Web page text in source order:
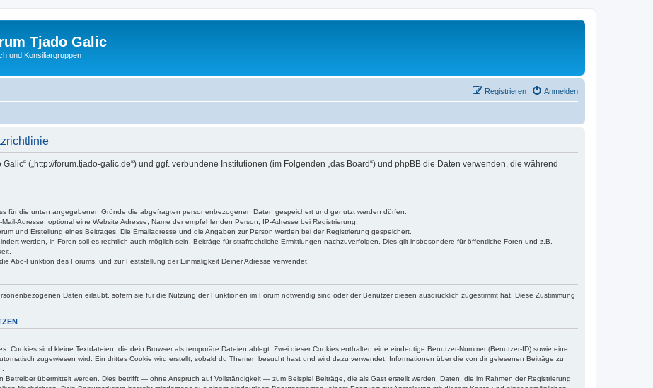
Tjado Galic
und Konsiliargruppen
Anmelden
Registrieren
(„http://forum.tjado-galic.de“) und ggf. verbundene Institutionen (im Folgenden „das Board“) und phpBB die Daten verwenden, die während
für die unten angegebenen Gründe die abgefragten personenbezogenen Daten gespeichert und genutzt werden dürfen.
Adresse, optional eine Website Adresse, Name der empfehlenden Person, IP-Adresse bei Registrierung.
und Erstellung eines Beitrages. Die Emailadresse und die Angaben zur Person werden bei der Registrierung gespeichert.
werden, in Foren soll es rechtlich auch möglich sein, Beiträge für strafrechtliche Ermittlungen nachzuverfolgen. Dies gilt insbesondere für öffentliche Foren und z.B.
Abo-Funktion des Forums, und zur Feststellung der Einmaligkeit Deiner Adresse verwendet.
Daten erlaubt, sofern sie für die Nutzung der Funktionen im Forum notwendig sind oder der Benutzer diesen ausdrücklich zugestimmt hat. Diese Zustimmung
Cookies sind kleine Textdateien, die dein Browser als temporäre Dateien ablegt. Zwei dieser Cookies enthalten eine eindeutige Benutzer-Nummer (Benutzer-ID) sowie eine
zugewiesen wird. Ein drittes Cookie wird erstellt, sobald du Themen besucht hast und wird dazu verwendet, Informationen über die von dir gelesenen Beiträge zu
übermittelt werden. Dies betrifft — ohne Anspruch auf Vollständigkeit — zum Beispiel Beiträge, die als Gast erstellt werden, Daten, die im Rahmen der Registrierung